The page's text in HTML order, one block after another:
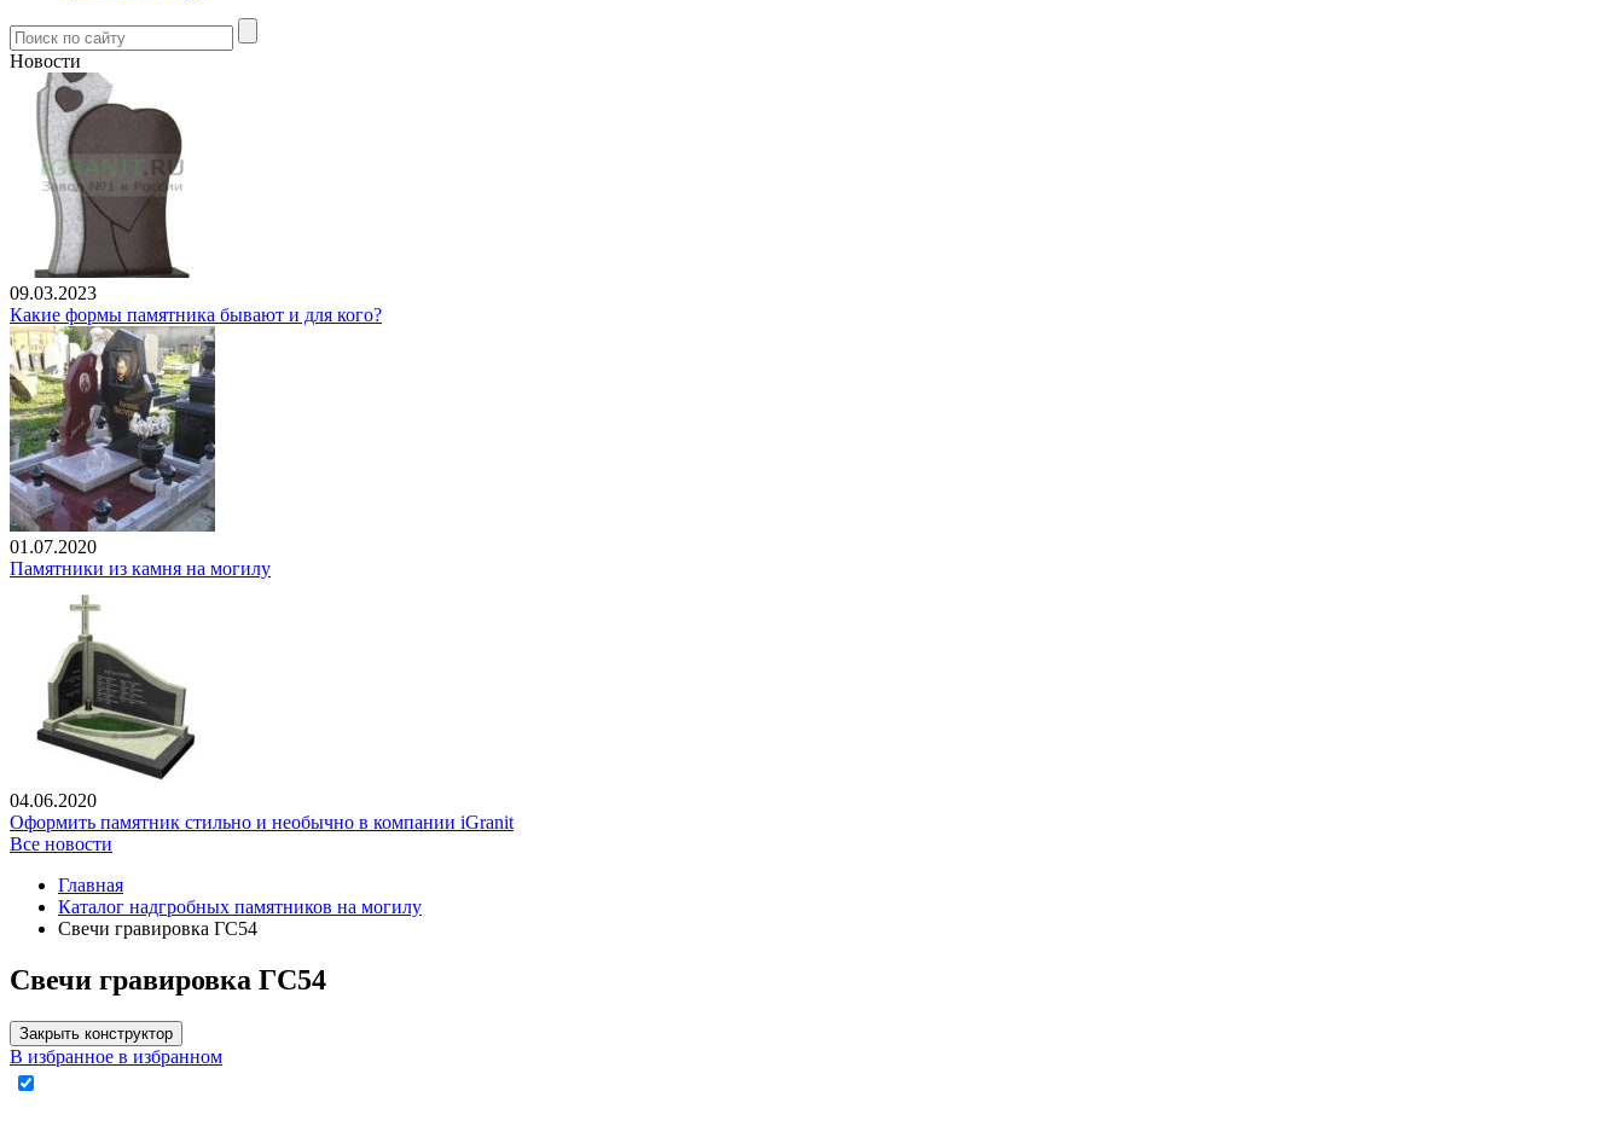
Новости
09.03.2023
Какие формы памятника бывают и для кого?
01.07.2020
Памятники из камня на могилу
04.06.2020
Оформить памятник стильно и необычно в компании iGranit
Все новости
Главная
Каталог надгробных памятников на могилу
Свечи гравировка ГС54
Свечи гравировка ГС54
Закрыть конструктор
В избранное в избранном